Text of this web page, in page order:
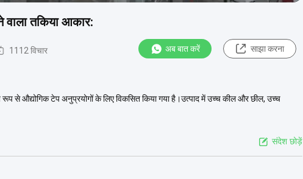
वाला तकिया आकार:
1112 विचार अब बात करें साझा करना
से औद्योगिक टेप अनुप्रयोगों के लिए विकसित किया गया है।उत्पाद में उच्च कील और छील, उच्च
संदेश छोड़ें